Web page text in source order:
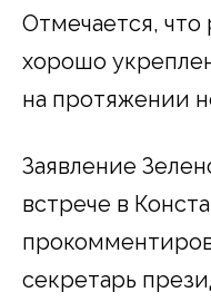
Отмечается, что
хорошо
на протяжении
Заявление
встрече в
секретарь